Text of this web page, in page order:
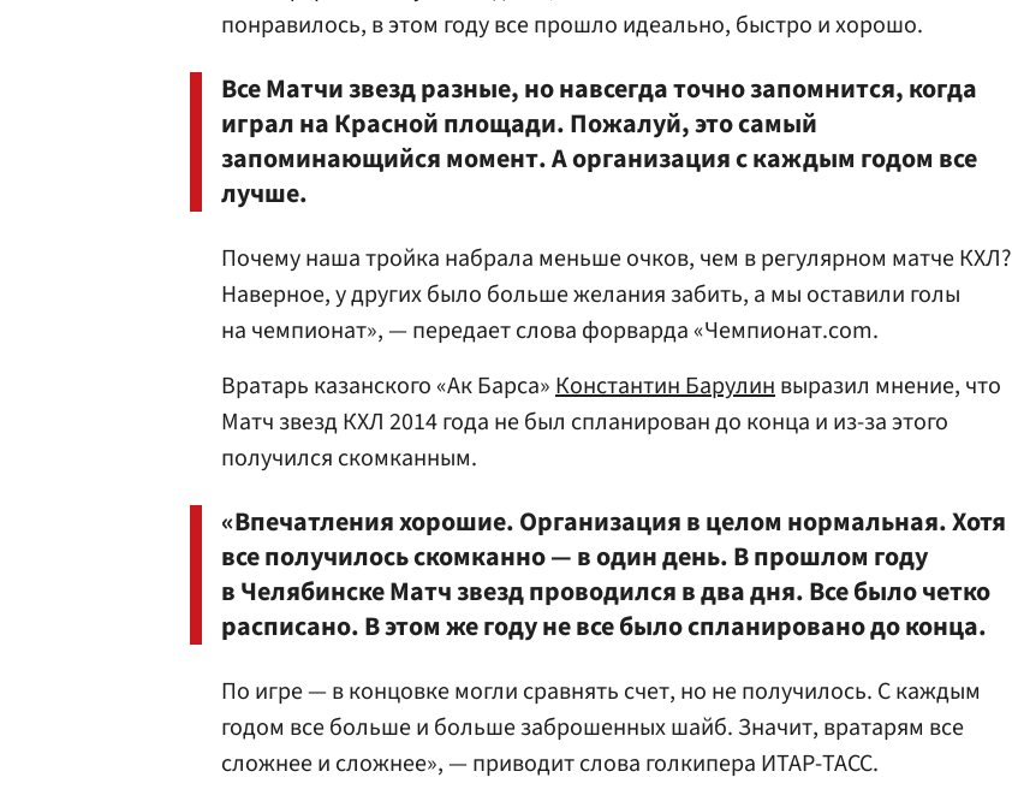
понравилось, в этом году все прошло идеально, быстро и хорошо.
Все Матчи звезд разные, но навсегда точно запомнится, когда
играл на Красной площади. Пожалуй, это самый
запоминающийся момент. А организация с каждым годом все
лучше.
Почему наша тройка набрала меньше очков, чем в регулярном матче КХЛ?
Наверное, у других было больше желания забить, а мы оставили голы
на чемпионат», — передает слова форварда «Чемпионат.com.
Вратарь казанского «Ак Барса»Константин Барулинвыразил мнение, что
Матч звезд КХЛ 2014 года не был спланирован до конца и из-за этого
получился скомканным.
«Впечатления хорошие. Организация в целом нормальная. Хотя
все получилось скомканно — в один день. В прошлом году
в Челябинске Матч звезд проводился в два дня. Все было четко
расписано. В этом же году не все было спланировано до конца.
По игре — в концовке могли сравнять счет, но не получилось. С каждым
годом все больше и больше заброшенных шайб. Значит, вратарям все
сложнее и сложнее», — приводит слова голкипера ИТАР-ТАСС.